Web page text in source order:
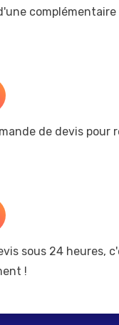
de devis pour
sous 24 heures,
!